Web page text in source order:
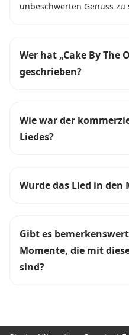
unbeschwerten Genuss zu
Wer hat „Cake By The
geschrieben?
Wie war der
Liedes?
Wurde das Lied in den
Gibt es
Momente, die mit
sind?